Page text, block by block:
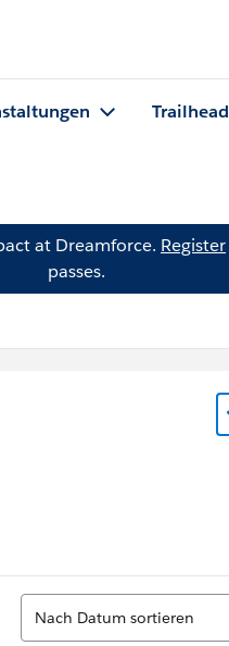
Trailhead
at Dreamforce. Register
passes.
Sortieren
Nach Datum sortieren